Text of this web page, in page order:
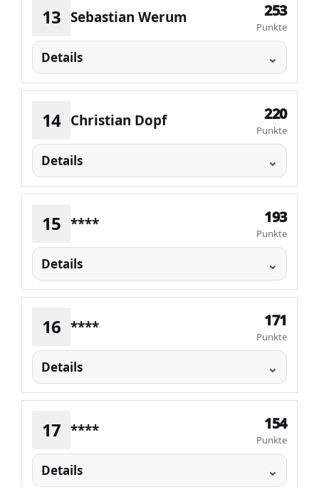
13 Sebastian Werum 253
Punkte
Details
14 Christian Dopf 220
Punkte
Details
15 **** 193
Punkte
Details
16 **** 171
Punkte
Details
17 **** 154
Punkte
Details